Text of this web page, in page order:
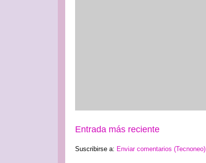
Entrada más reciente
Suscribirse a: Enviar comentarios (Tecnoneo)